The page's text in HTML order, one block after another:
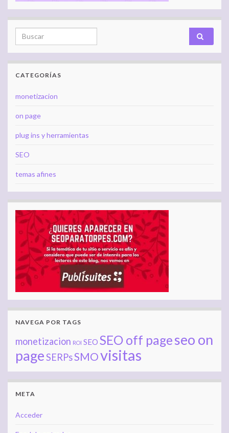
Search for:
CATEGORÍAS
monetizacion
on page
plug ins y herramientas
SEO
temas afines
NAVEGA POR TAGS
monetizacion ROI SEO SEO off pageseo on
pageSERPsSMOvisitas
META
Acceder